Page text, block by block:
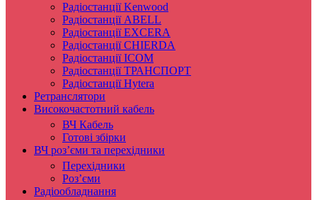
Радіостанції Kenwood
Радіостанції ABELL
Радіостанції EXCERA
Радіостанції CHIERDA
Радіостанції ICOM
Радіостанції ТРАНСПОРТ
Радіостанції Hytera
Ретранслятори
Високочастотний кабель
ВЧ Кабель
Готові збірки
ВЧ роз’єми та перехідники
Перехідники
Роз’єми
Радіообладнання